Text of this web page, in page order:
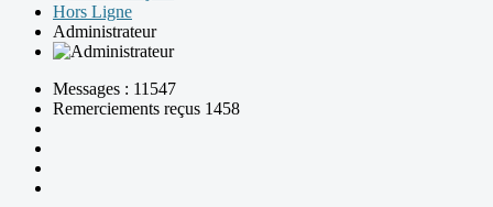
Hors Ligne
Administrateur
Messages : 11547
Remerciements reçus 1458